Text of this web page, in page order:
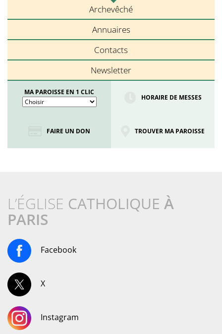
Archevêché
Annuaires
Contacts
Newsletter
MA PAROISSE EN 1 CLIC
HORAIRE DE MESSES
FAIRE UN DON TROUVER MA PAROISSE
L’ÉGLISE CATHOLIQUE À
PARIS
Facebook
X
Instagram